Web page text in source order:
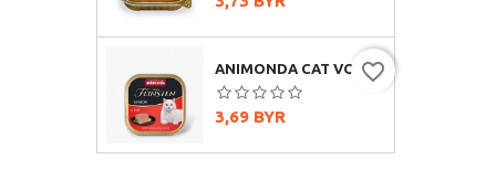
ANIMONDA CAT VOM FEINSTEN SENIOR С ГОВЯДИНОЙ, 100Г
Цена
3,69 BYR
favorite_border